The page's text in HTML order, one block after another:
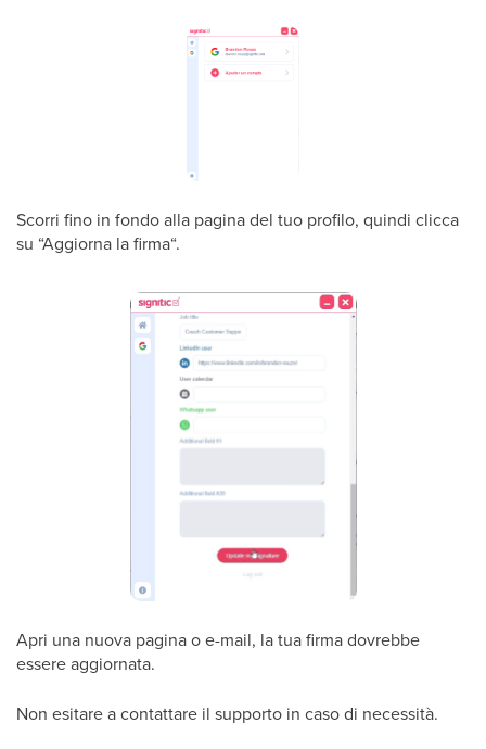
Scorri fino in fondo alla pagina del tuo profilo, quindi clicca
su “Aggiorna la firma“.
Apri una nuova pagina o e-mail, la tua firma dovrebbe
essere aggiornata.
Non esitare a contattare il supporto in caso di necessità.